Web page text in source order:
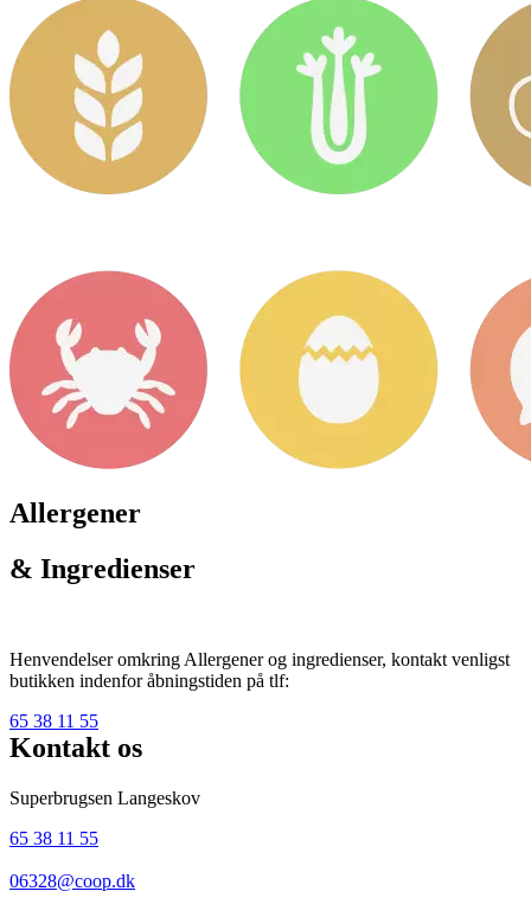
Allergener
& Ingredienser
Henvendelser omkring Allergener og ingredienser, kontakt venligst
butikken indenfor åbningstiden på tlf:
65 38 11 55
Kontakt os
Superbrugsen Langeskov
65 38 11 55
06328@coop.dk